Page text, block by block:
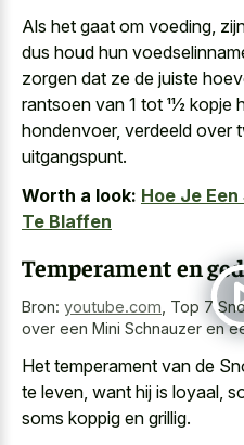
Als het gaat om voeding,
dus houd hun
zorgen dat ze de juiste
rantsoen van 1 tot 11⁄2
hondenvoer, verdeeld over
uitgangspunt.
Worth a look: Hoe Je
Te Blaffen
Temperament en
Bron: youtube.com Top 7
over een Mini Schnauzer en
Het temperament van de
te leven, want hij is loyaal,
soms koppig en grillig.